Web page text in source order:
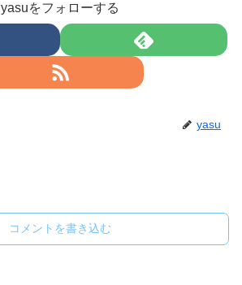
yasuをフォローする
yasu
コメントを書き込む